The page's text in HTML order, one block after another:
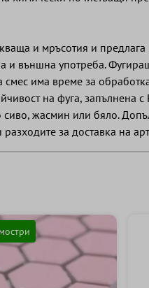
и мръсотия и
и външна употреба.
смес има време за
на фуга, запълнена
сиво, жасмин или бяло.
за доставка на